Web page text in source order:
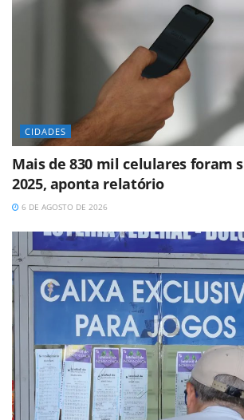
CIDADES
Mais de 830 mil celulares foram
2025, aponta relatório
6 DE AGOSTO DE 2026